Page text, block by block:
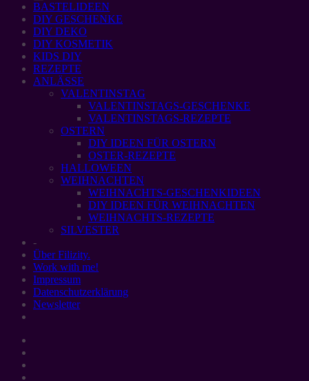
BASTELIDEEN
DIY GESCHENKE
DIY DEKO
DIY KOSMETIK
KIDS DIY
REZEPTE
ANLÄSSE
VALENTINSTAG
VALENTINSTAGS-GESCHENKE
VALENTINSTAGS-REZEPTE
OSTERN
DIY IDEEN FÜR OSTERN
OSTER-REZEPTE
HALLOWEEN
WEIHNACHTEN
WEIHNACHTS-GESCHENKIDEEN
DIY IDEEN FÜR WEIHNACHTEN
WEIHNACHTS-REZEPTE
SILVESTER
-
Über Filizity.
Work with me!
Impressum
Datenschutzerklärung
Newsletter